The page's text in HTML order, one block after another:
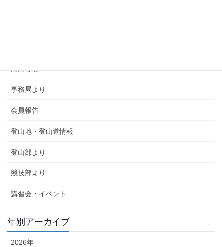
お知らせ
事務局より
会員報告
登山地・登山道情報
登山部より
競技部より
講習会・イベント
年別アーカイブ
2026年